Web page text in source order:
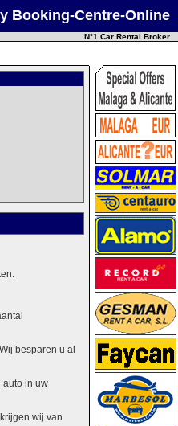
Booking-Centre-Online
N°1 Car Rental Broker
besparen u al
auto in uw
wij van